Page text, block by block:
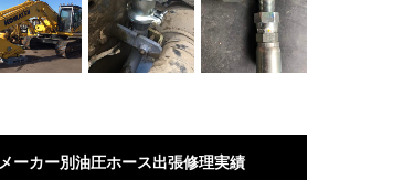
メーカー別油圧ホース出張修理実績